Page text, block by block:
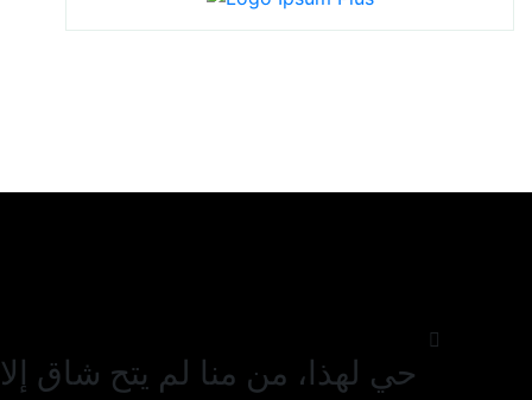
حي لهذا، من منا لم يتح شاق إلا